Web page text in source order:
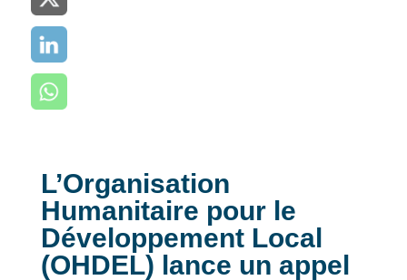
L’Organisation
Humanitaire pour le
Développement Local
(OHDEL) lance un appel